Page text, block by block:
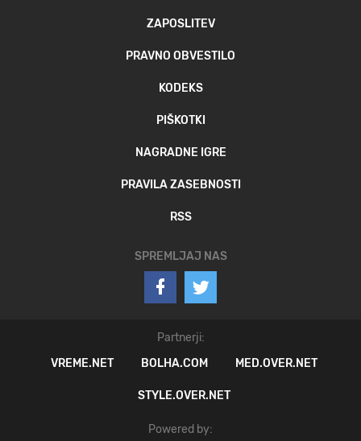
ZAPOSLITEV
PRAVNO OBVESTILO
KODEKS
PIŠKOTKI
NAGRADNE IGRE
PRAVILA ZASEBNOSTI
RSS
SPREMLJAJ NAS
Partnerji:
VREME.NET
BOLHA.COM MED.OVER.NET
STYLE.OVER.NET
Powered by: